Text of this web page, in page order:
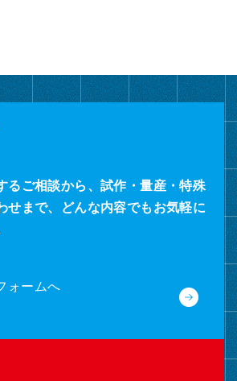
るご相談から、試作・量産・特殊
せまで、どんな内容でもお気軽に
ォームへ